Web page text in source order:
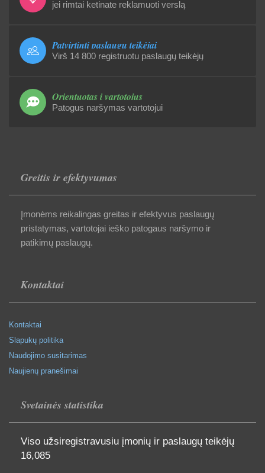
jei rimtai ketinate reklamuoti verslą
Patvirtinti paslaugų teikėjai
Virš 14 800 registruotu paslaugų teikėjų
Orientuotas į vartotojus
Patogus naršymas vartotojui
Greitis ir efektyvumas
Įmonėms reikalingas greitas ir efektyvus paslaugų
pristatymas, vartotojai ieško patogaus naršymo ir
patikimų paslaugų.
Kontaktai
Kontaktai
Slapukų politika
Naudojimo susitarimas
Naujienų pranešimai
Svetainės statistika
Viso užsiregistravusiu įmonių ir paslaugų teikėjų
16,085